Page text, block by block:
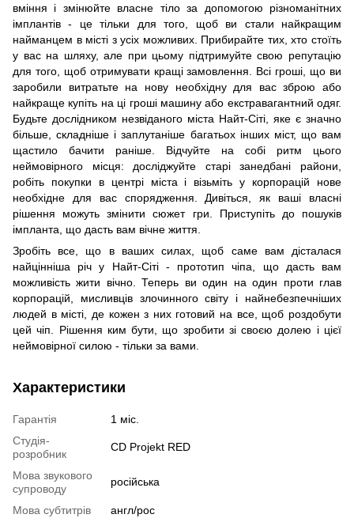
вміння і змінюйте власне тіло за допомогою різноманітних
імплантів - це тільки для того, щоб ви стали найкращим
найманцем в місті з усіх можливих. Прибирайте тих, хто стоїть
у вас на шляху, але при цьому підтримуйте свою репутацію
для того, щоб отримувати кращі замовлення. Всі гроші, що ви
заробили витратьте на нову необхідну для вас зброю або
найкраще купіть на ці гроші машину або екстравагантний одяг.
Будьте дослідником незвіданого міста Найт-Сіті, яке є значно
більше, складніше і заплутаніше багатьох інших міст, що вам
щастило бачити раніше. Відчуйте на собі ритм цього
неймовірного місця: досліджуйте старі занедбані райони,
робіть покупки в центрі міста і візьміть у корпорацій нове
необхідне для вас спорядження. Дивіться, як ваші власні
рішення можуть змінити сюжет гри. Приступіть до пошуків
імпланта, що дасть вам вічне життя.
Зробіть все, що в ваших силах, щоб саме вам дісталася
найцінніша річ у Найт-Сіті - прототип чіпа, що дасть вам
можливість жити вічно. Теперь ви один на один проти глав
корпорацій, мисливців злочинного світу і найнебезпечніших
людей в місті, де кожен з них готовий на все, щоб роздобути
цей чіп. Рішення ким бути, що зробити зі своєю долею і цієї
неймовірної силою - тільки за вами.
Характеристики
Гарантія
1 міс.
Студія-
розробник
CD Projekt RED
Мова звукового
супроводу
російська
Мова субтитрів
англ/рос